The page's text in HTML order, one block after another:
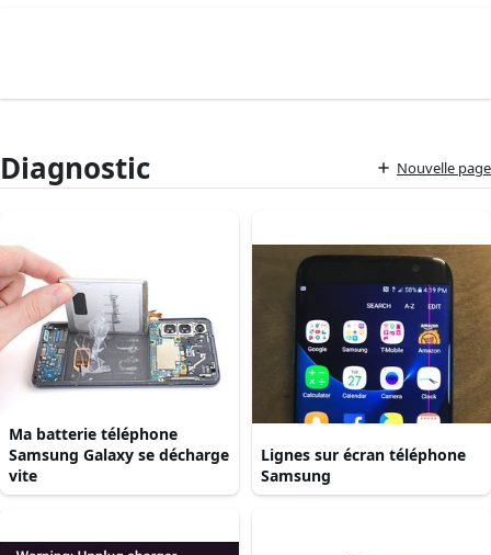
Diagnostic Nouvelle page
Ma batterie téléphone
Samsung Galaxy se décharge
vite
Lignes sur écran téléphone
Samsung